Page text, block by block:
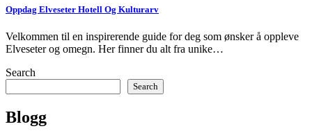
Oppdag Elveseter Hotell Og Kulturarv
Velkommen til en inspirerende guide for deg som ønsker å oppleve
Elveseter og omegn. Her finner du alt fra unike…
Search
Search
Blogg